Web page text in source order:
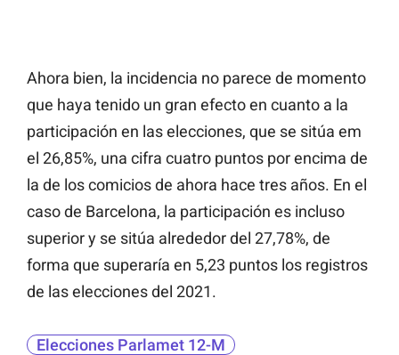
Ahora bien, la incidencia no parece de momento
que haya tenido un gran efecto en cuanto a la
participación en las elecciones, que se sitúa em
el 26,85%, una cifra cuatro puntos por encima de
la de los comicios de ahora hace tres años. En el
caso de Barcelona, la participación es incluso
superior y se sitúa alrededor del 27,78%, de
forma que superaría en 5,23 puntos los registros
de las elecciones del 2021.
Elecciones Parlamet 12-M